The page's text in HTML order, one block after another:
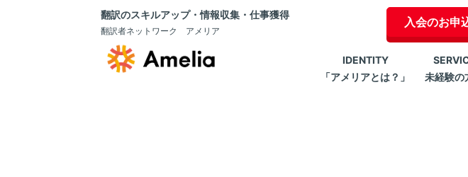
翻訳のスキルアップ・情報収集・仕事獲得
翻訳者ネットワーク アメリア
入会のお申
IDENTITY
「アメリアとは？」
未経験の